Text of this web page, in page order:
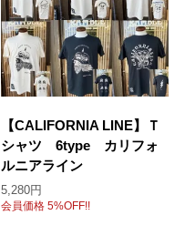
【CALIFORNIA LINE】Ｔ
シャツ 6type カリフォ
ルニアライン
5,280円
会員価格 5%OFF!!